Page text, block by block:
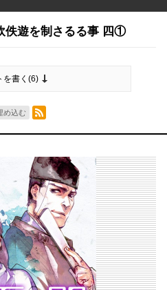
遊を制さるる事 四①
を書く(6)
め込む
RSSフィード